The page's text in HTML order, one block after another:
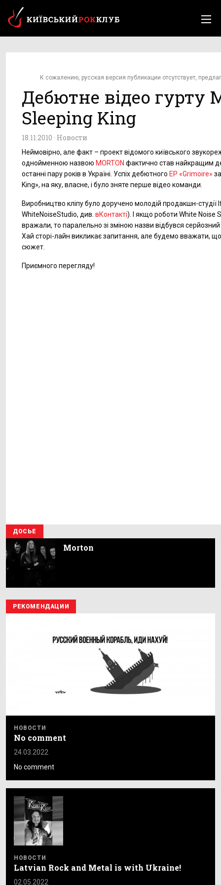
К сожалению, русская версия публикации отсутствует,
Дебютне відео гурту
Sleeping King
18.11.2010 · Новости
Неймовірно, але факт – проект відомого київського
однойменною назвою MORTON фактично став найкращим
останні пару років в Україні. Успіх дебютного EP «Grimoire»
King», на яку, власне, і було зняте перше відео команди.
Виробництво кліпу було доручено молодій продакшн-студії
WhiteNoiseStudio, див. вКонтакті). І якщо роботи White Noise
вражали, то паралельно зі зміною назви відбувся серйозний
Хай сторі-лайн викликає запитання, але будемо вважати,
сюжет.
Приємного перегляду!
ДОСЬЕ
Morton
РЕКОМЕНДАЦИИ
НОВОСТИ
No comment
24.03.2022
No comment
НОВОСТИ
Latvian Rock and Metal is with Ukraine!
02.05.2022